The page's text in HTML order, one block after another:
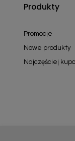
Produkty
Promocje
Nowe produkty
Najczęściej